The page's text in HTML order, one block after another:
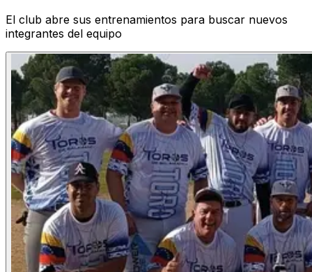
El club abre sus entrenamientos para buscar nuevos
integrantes del equipo